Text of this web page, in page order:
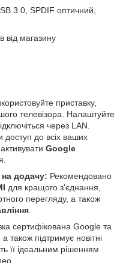
3.0, SPDIF оптичний,
від магазину
приставку,
телевізора. Налаштуйте
через LAN.
до всіх ваших
Google
додачу: Рекомендовано
для кращого з'єднання,
перегляду, а також
.
сертифікована Google та
підтримує новітні
її ідеальним рішенням